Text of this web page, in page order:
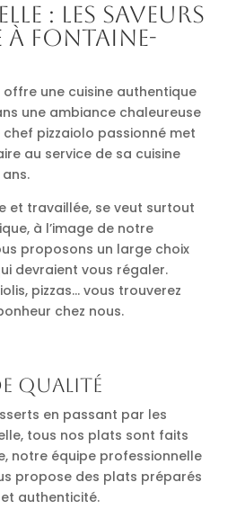
: les saveurs
à Fontaine-
offre une cuisine authentique
une ambiance chaleureuse
pizzaiolo passionné met
au service de sa cuisine
et travaillée, se veut surtout
à l’image de notre
proposons un large choix
devraient vous régaler.
pizzas… vous trouverez
chez nous.
qualité
en passant par les
tous nos plats sont faits
notre équipe professionnelle
propose des plats préparés
authenticité.